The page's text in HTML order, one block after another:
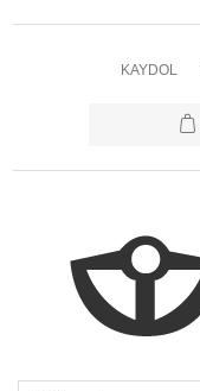
KAYDOL